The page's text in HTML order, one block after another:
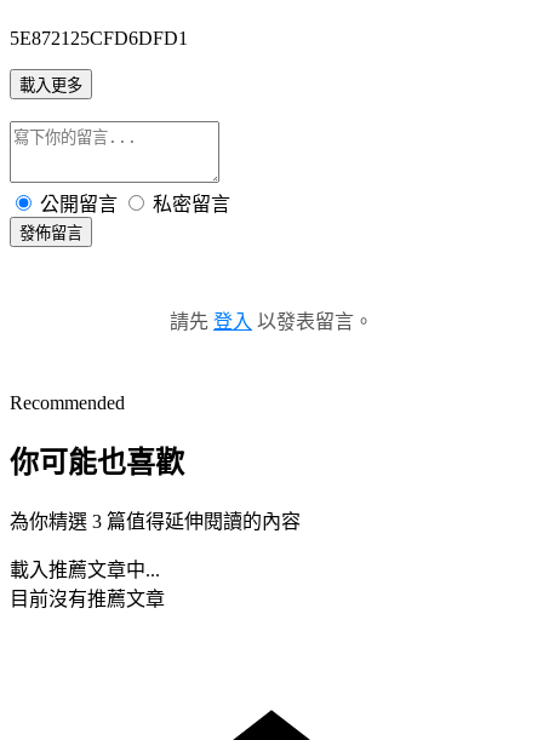
5E872125CFD6DFD1
載入更多
公開留言 私密留言
發佈留言
請先 登入 以發表留言。
Recommended
你可能也喜歡
為你精選 3 篇值得延伸閱讀的內容
載入推薦文章中...
目前沒有推薦文章